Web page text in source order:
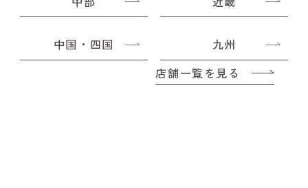
中国・四国
九州
店舗一覧を見る